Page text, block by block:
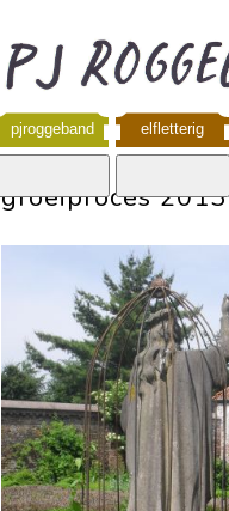
pjroggeband elfletterig
groeiproces 2013